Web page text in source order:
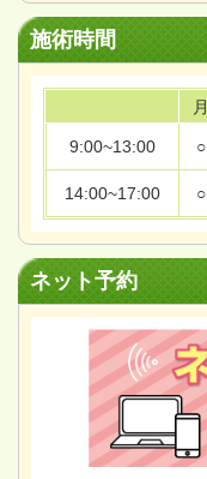
施術時間
月
9:00~13:00 ○
14:00~17:00 ○
ネット予約